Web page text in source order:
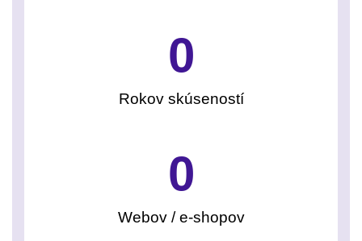
Rokov skúseností
0
Webov / e-shopov
0